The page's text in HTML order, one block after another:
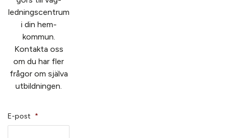
lednings­centrum
i din hem­
kommun.
Kontakta oss
om du har fler
frågor om själva
utbildningen.
E-post *